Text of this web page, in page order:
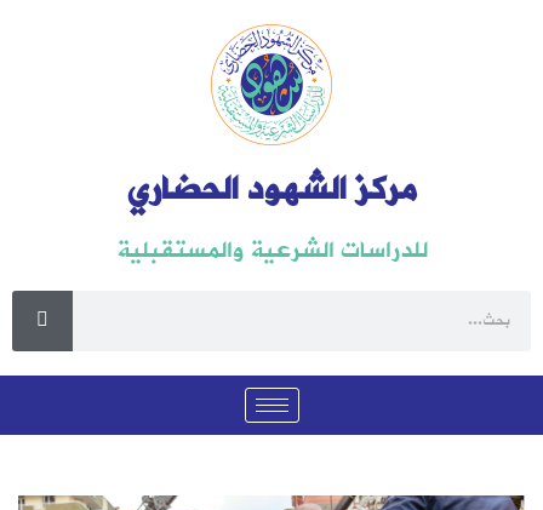
مركز الشهود الحضاري
للدراسات الشرعية والمستقبلية